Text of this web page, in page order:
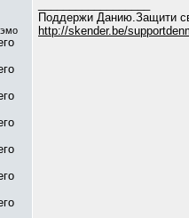
Поддержи Данию.Защити
http://skender.be/